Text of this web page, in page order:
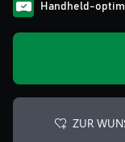
Handheld-
ZUR